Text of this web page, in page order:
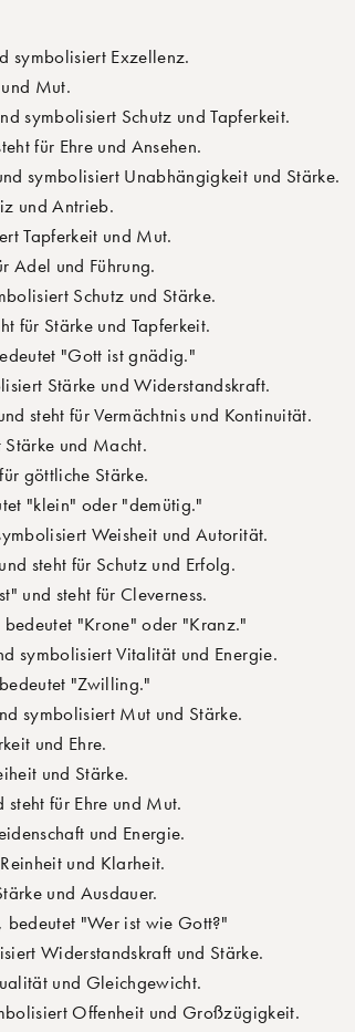
symbolisiert Exzellenz.
Mut.
symbolisiert Schutz und Tapferkeit.
für Ehre und Ansehen.
symbolisiert Unabhängigkeit und Stärke.
und Antrieb.
Tapferkeit und Mut.
Adel und Führung.
Schutz und Stärke.
für Stärke und Tapferkeit.
"Gott ist gnädig."
Stärke und Widerstandskraft.
steht für Vermächtnis und Kontinuität.
und Macht.
göttliche Stärke.
"klein" oder "demütig."
Weisheit und Autorität.
steht für Schutz und Erfolg.
und steht für Cleverness.
"Krone" oder "Kranz."
symbolisiert Vitalität und Energie.
"Zwilling."
symbolisiert Mut und Stärke.
und Ehre.
und Stärke.
für Ehre und Mut.
und Energie.
und Klarheit.
und Ausdauer.
"Wer ist wie Gott?"
Widerstandskraft und Stärke.
und Gleichgewicht.
Offenheit und Großzügigkeit.